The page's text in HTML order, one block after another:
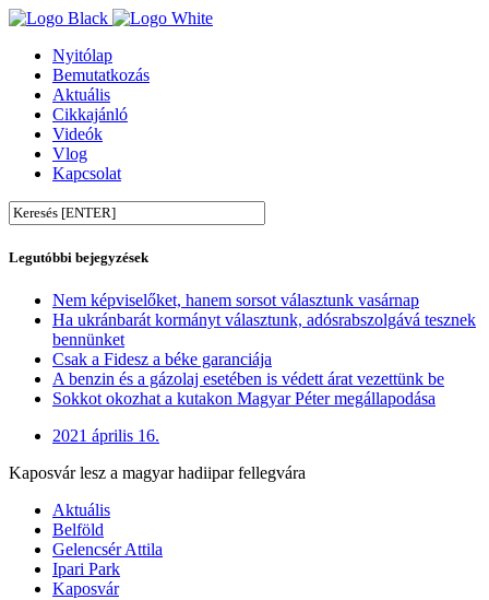
Nyitólap
Bemutatkozás
Aktuális
Cikkajánló
Videók
Vlog
Kapcsolat
Legutóbbi bejegyzések
Nem képviselőket, hanem sorsot választunk vasárnap
Ha ukránbarát kormányt választunk, adósrabszolgává tesznek
bennünket
Csak a Fidesz a béke garanciája
A benzin és a gázolaj esetében is védett árat vezettünk be
Sokkot okozhat a kutakon Magyar Péter megállapodása
2021 április 16.
Kaposvár lesz a magyar hadiipar fellegvára
Aktuális
Belföld
Gelencsér Attila
Ipari Park
Kaposvár